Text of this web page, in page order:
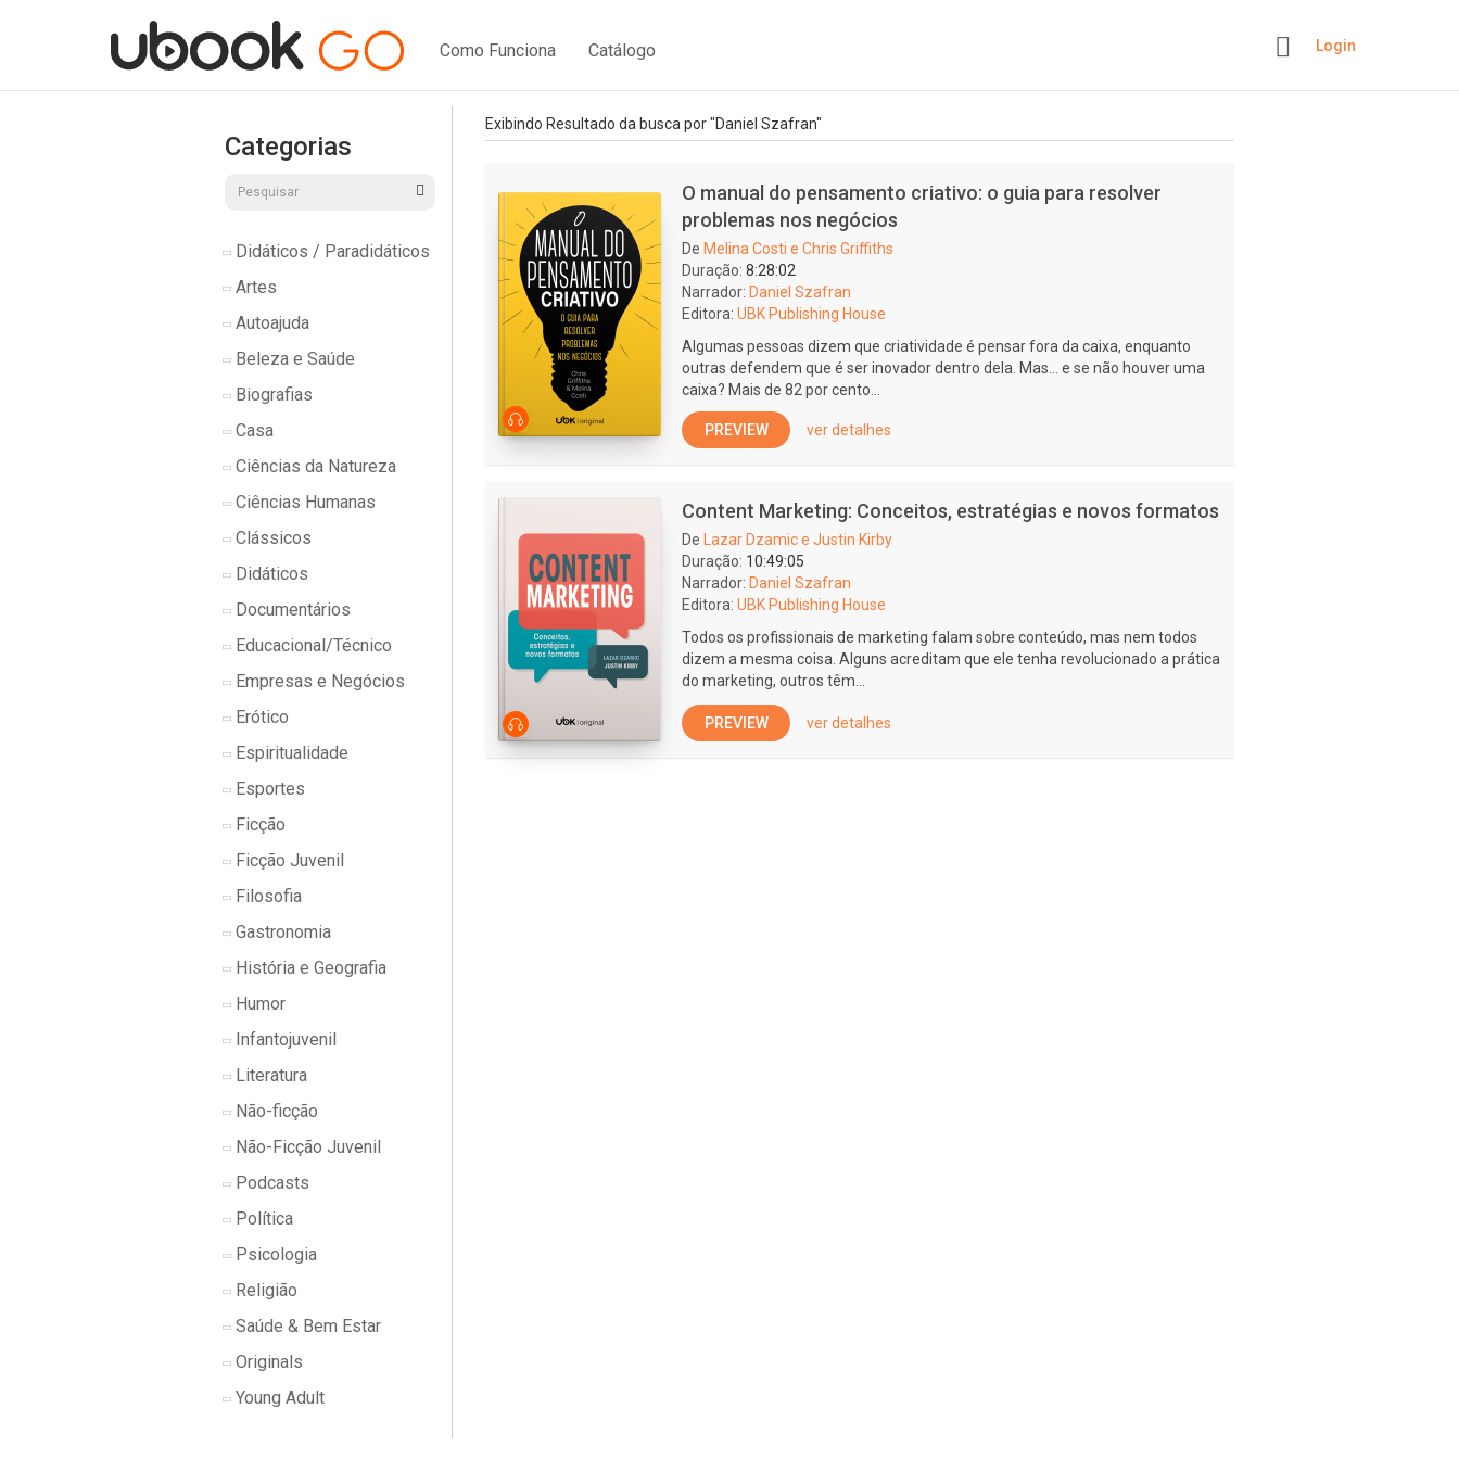
Como Funciona Catálogo Login
Categorias
Didáticos / Paradidáticos
Artes
Autoajuda
Beleza e Saúde
Biografias
Casa
Ciências da Natureza
Ciências Humanas
Clássicos
Didáticos
Documentários
Educacional/Técnico
Empresas e Negócios
Erótico
Espiritualidade
Esportes
Ficção
Ficção Juvenil
Filosofia
Gastronomia
História e Geografia
Humor
Infantojuvenil
Literatura
Não-ficção
Não-Ficção Juvenil
Podcasts
Política
Psicologia
Religião
Saúde & Bem Estar
Originals
Young Adult
Exibindo Resultado da busca por "Daniel Szafran"
O manual do pensamento criativo: o guia para resolver
problemas nos negócios
De Melina Costi e Chris Griffiths
Duração: 8:28:02
Narrador: Daniel Szafran
Editora: UBK Publishing House
Algumas pessoas dizem que criatividade é pensar fora da caixa, enquanto
outras defendem que é ser inovador dentro dela. Mas... e se não houver uma
caixa? Mais de 82 por cento...
PREVIEW ver detalhes
Content Marketing: Conceitos, estratégias e novos formatos
De
Lazar Dzamic e Justin Kirby
Duração: 10:49:05
Narrador: Daniel Szafran
Editora: UBK Publishing House
Todos os profissionais de marketing falam sobre conteúdo, mas nem todos
dizem a mesma coisa. Alguns acreditam que ele tenha revolucionado a prática
do marketing, outros têm...
PREVIEW ver detalhes